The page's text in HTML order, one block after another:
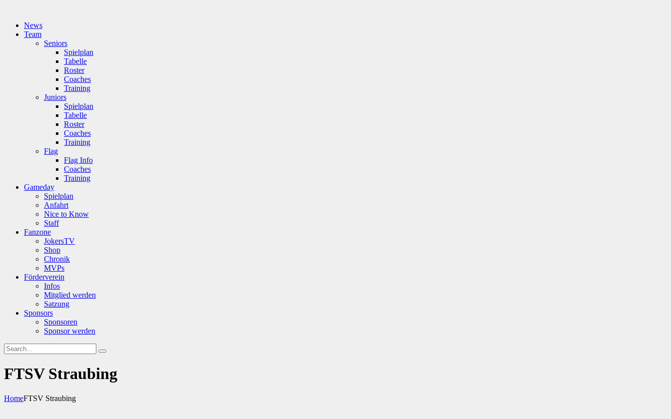
News
Team
Seniors
Spielplan
Tabelle
Roster
Coaches
Training
Juniors
Spielplan
Tabelle
Roster
Coaches
Training
Flag
Flag Info
Coaches
Training
Gameday
Spielplan
Anfahrt
Nice to Know
Staff
Fanzone
JokersTV
Shop
Chronik
MVPs
Förderverein
Infos
Mitglied werden
Satzung
Sponsors
Sponsoren
Sponsor werden
FTSV Straubing
HomeFTSV Straubing